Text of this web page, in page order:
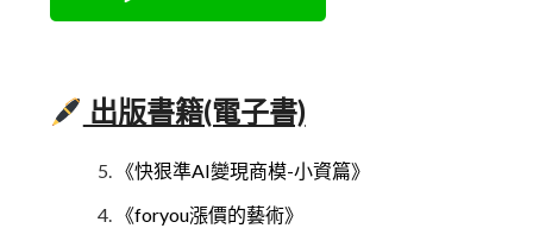
出版書籍(電子書)
《快狠準AI變現商模-小資篇》
《foryou漲價的藝術》